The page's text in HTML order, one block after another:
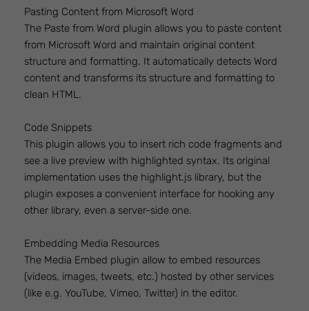
Pasting Content from Microsoft Word
The Paste from Word plugin allows you to paste content
from Microsoft Word and maintain original content
structure and formatting. It automatically detects Word
content and transforms its structure and formatting to
clean HTML.
Code Snippets
This plugin allows you to insert rich code fragments and
see a live preview with highlighted syntax. Its original
implementation uses the highlight.js library, but the
plugin exposes a convenient interface for hooking any
other library, even a server-side one.
Embedding Media Resources
The Media Embed plugin allow to embed resources
(videos, images, tweets, etc.) hosted by other services
(like e.g. YouTube, Vimeo, Twitter) in the editor.